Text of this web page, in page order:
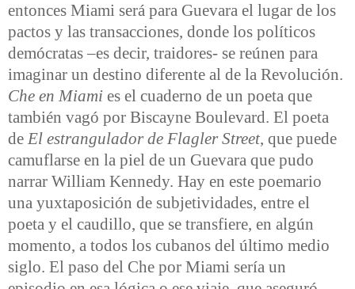
entonces Miami será para Guevara el lugar de los
pactos y las transacciones, donde los políticos
demócratas –es decir, traidores- se reúnen para
imaginar un destino diferente al de la Revolución.
Che en Miami es el cuaderno de un poeta que
también vagó por Biscayne Boulevard. El poeta
de El estrangulador de Flagler Street, que puede
camuflarse en la piel de un Guevara que pudo
narrar William Kennedy. Hay en este poemario
una yuxtaposición de subjetividades, entre el
poeta y el caudillo, que se transfiere, en algún
momento, a todos los cubanos del último medio
siglo. El paso del Che por Miami sería un